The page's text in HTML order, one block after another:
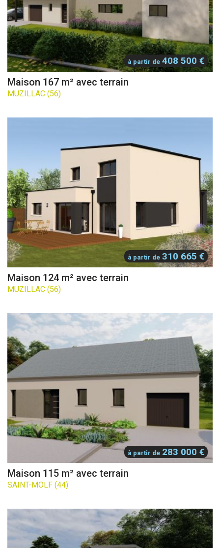
à partir de 408 500 €
Maison 167 m² avec terrain
MUZILLAC (56)
à partir de 310 665 €
Maison 124 m² avec terrain
MUZILLAC (56)
à partir de 283 000 €
Maison 115 m² avec terrain
SAINT-MOLF (44)